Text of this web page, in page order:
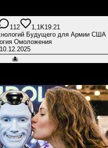
112 1,1K19:21
Будущего для Армии США
Омоложения
10.12.2025
🐙